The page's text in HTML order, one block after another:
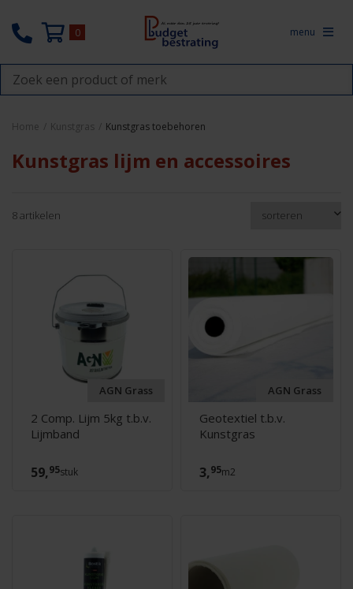
0 menu
Home Kunstgras Kunstgras toebehoren
Kunstgras lijm en accessoires
8 artikelen
AGN Grass
2 Comp. Lijm 5kg t.b.v.
Lijmband
59,95stuk
AGN Grass
Geotextiel t.b.v.
Kunstgras
3,95m2